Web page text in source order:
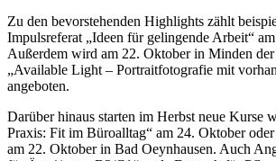
Zu den bevorstehenden Highlights zählt
Impulsreferat „Ideen für gelingende Arbeit“
Außerdem wird am 22. Oktober in Minden
„Available Light – Portraitfotografie mit
angeboten.
Darüber hinaus starten im Herbst neue Kurse
Praxis: Fit im Büroalltag“ am 24. Oktober
am 22. Oktober in Bad Oeynhausen. Auch